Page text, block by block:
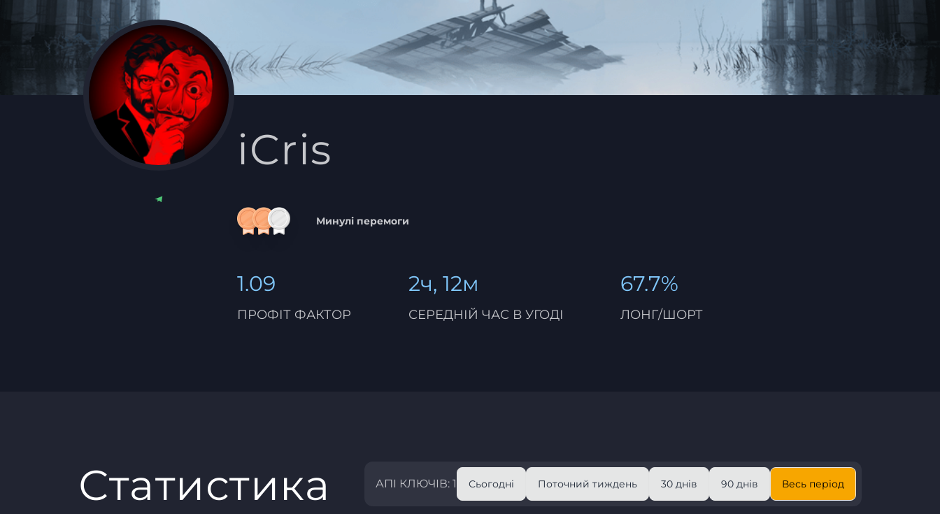
iCris
Минулі перемоги
1.09
ПРОФІТ ФАКТОР
2ч, 12м
СЕРЕДНІЙ ЧАС В УГОДІ
67.7%
ЛОНГ/ШОРТ
Статистика АПІ КЛЮЧІВ: 1 Сьогодні Поточний тиждень 30 днів 90 днів Весь період